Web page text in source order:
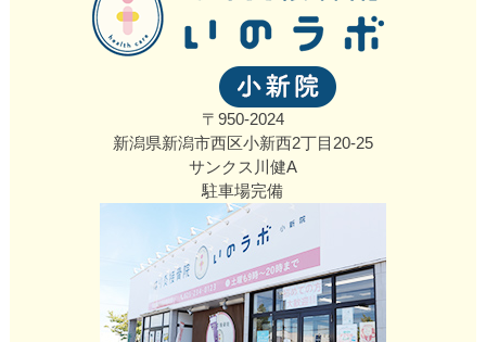
〒950-2024
新潟県新潟市西区小新西2丁目20‐25
サンクス川健A
駐車場完備